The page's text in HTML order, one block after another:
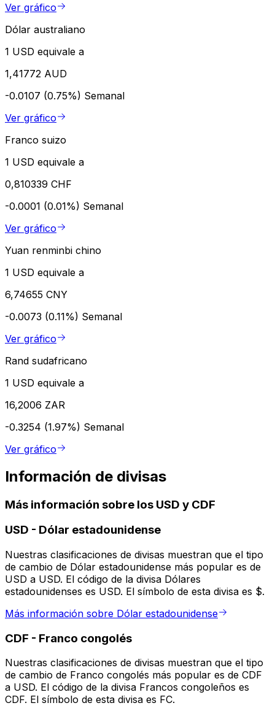
Ver gráfico
Dólar australiano
1 USD equivale a
1,41772 AUD
-0.0107 (0.75%) Semanal
Ver gráfico
Franco suizo
1 USD equivale a
0,810339 CHF
-0.0001 (0.01%) Semanal
Ver gráfico
Yuan renminbi chino
1 USD equivale a
6,74655 CNY
-0.0073 (0.11%) Semanal
Ver gráfico
Rand sudafricano
1 USD equivale a
16,2006 ZAR
-0.3254 (1.97%) Semanal
Ver gráfico
Información de divisas
Más información sobre los USD y CDF
USD - Dólar estadounidense
Nuestras clasificaciones de divisas muestran que el tipo
de cambio de Dólar estadounidense más popular es de
USD a USD. El código de la divisa Dólares
estadounidenses es USD. El símbolo de esta divisa es $.
Más información sobre Dólar estadounidense
CDF - Franco congolés
Nuestras clasificaciones de divisas muestran que el tipo
de cambio de Franco congolés más popular es de CDF
a USD. El código de la divisa Francos congoleños es
CDF. El símbolo de esta divisa es FC.